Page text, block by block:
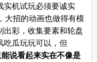
实机试玩必须要诚实
大招的动画也做得有模
出彩，收集要素和轮盘
吃瓜玩玩可以，但
能说看起来实在不像是